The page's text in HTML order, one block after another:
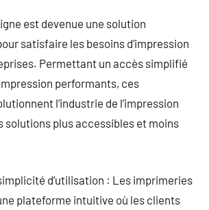
est devenue une solution
satisfaire les besoins d’impression
Permettant un accès simplifié
performants, ces
l’industrie de l’impression
solutions plus accessibles et moins
d’utilisation : Les imprimeries
plateforme intuitive où les clients